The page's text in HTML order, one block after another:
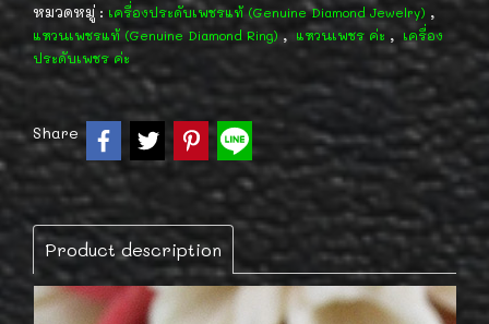
หมวดหมู่ : เครื่องประดับเพชรแท้ (Genuine Diamond Jewelry) ,
แหวนเพชรแท้ (Genuine Diamond Ring), แหวนเพชร ค่ะ , เครื่อง
ประดับเพชร ค่ะ
Share
Product description